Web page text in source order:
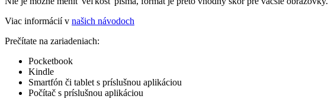
Viac informácií v našich návodoch
Prečítate na zariadeniach:
Pocketbook
Kindle
Smartfón či tablet s príslušnou aplikáciou
Počítač s príslušnou aplikáciou